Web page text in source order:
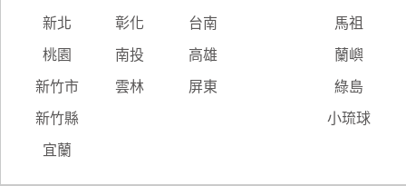
新北 彰化 台南 馬祖
桃園 南投 高雄 蘭嶼
新竹市 雲林 屏東 綠島
新竹縣 小琉球
宜蘭